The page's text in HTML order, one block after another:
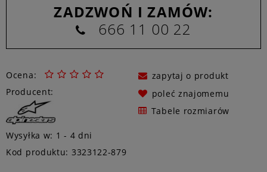
ZADZWOŃ I ZAMÓW:
666 11 00 22
Ocena:
Producent:
Wysyłka w: 1 - 4 dni
zapytaj o produkt
poleć znajomemu
Tabele rozmiarów
Kod produktu: 3323122-879